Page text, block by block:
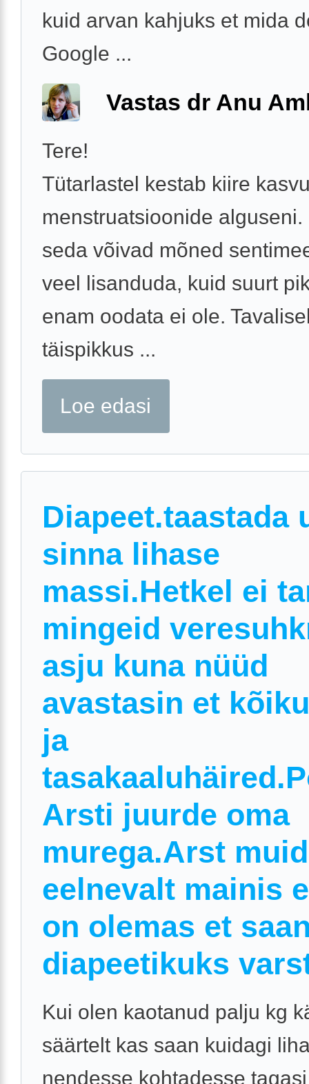
kuid arvan kahjuks et mida
Google ...
Vastas dr Anu
Tere!
Tütarlastel kestab kiire
menstruatsioonide alguseni.
seda võivad mõned
veel lisanduda, kuid suurt
enam oodata ei ole.
täispikkus ...
Loe edasi
Diapeet.taastada
sinna lihase
massi.Hetkel ei
mingeid
asju kuna nüüd
avastasin et
ja
Arsti juurde oma
murega.Arst
eelnevalt mainis
on olemas et
diapeetikuks
Kui olen kaotanud palju kg
säärtelt kas saan kuidagi
nendesse kohtadesse